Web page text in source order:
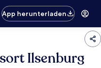
App herunterladen
Ilsenburg